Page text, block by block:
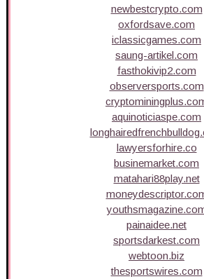
newbestcrypto.com
oxfordsave.com
iclassicgames.com
saung-artikel.com
fasthokivip2.com
observersports.com
aquinoticiaspe.com
lawyersforhire.co
businemarket.com
matahari88play.net
painaidee.net
sportsdarkest.com
webtoon.biz
thesportswires.com